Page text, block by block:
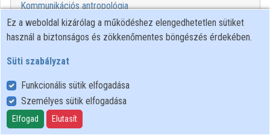
Kommunikációs antropológia
Kulturális antropológia
Néprajz
Szociálantropológia
00:32:37
Ez a weboldal kizárólag a működéshez elengedhetetlen sütiket
használ a biztonságos és zökkenőmentes böngészés érdekében.
Süti szabályzat
Funkcionális sütik elfogadása
Személyes sütik elfogadása
Elfogad Elutasít